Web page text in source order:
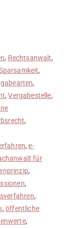
, Rechtsanwalt,
,
,
,Vergabestelle,
,
,e-
für
,
,
,
,öffentliche
,